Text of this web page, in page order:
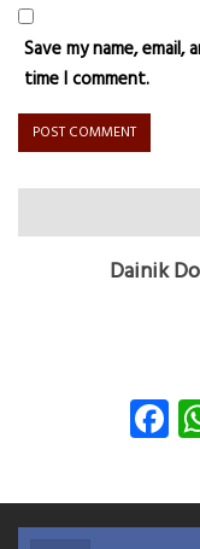
Save my name,
time I comment.
Dainik